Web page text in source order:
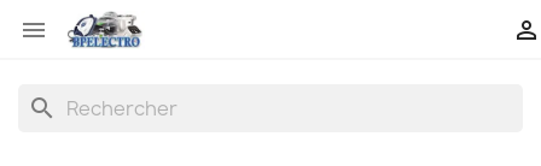
 
search